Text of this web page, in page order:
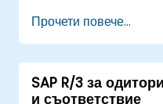
Интегрират SAP
компонентите на
Наблюдават,
ефективността
Прочети повече...
SAP R/3 за
и съответствие